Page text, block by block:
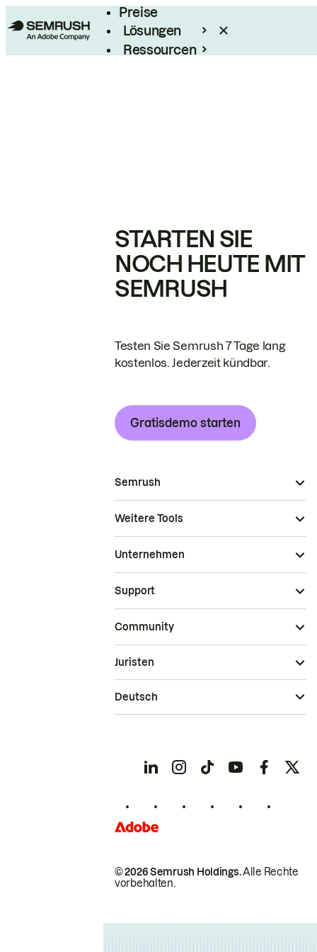
Preise
Lösungen
Ressourcen
STARTEN SIE
NOCH HEUTE MIT
SEMRUSH
Testen Sie Semrush 7 Tage lang
kostenlos. Jederzeit kündbar.
Gratisdemo starten
Semrush
Weitere Tools
Unternehmen
Support
Community
© 2026 Semrush Holdings.Alle Rechte
vorbehalten.
Juristen
Deutsch